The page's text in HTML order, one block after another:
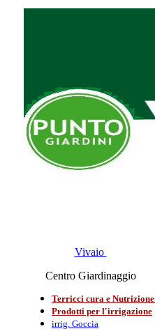
Vivaio
Centro Giardinaggio
Terricci cura e Nutrizione
Prodotti per l'irrigazione
irrig. Goccia